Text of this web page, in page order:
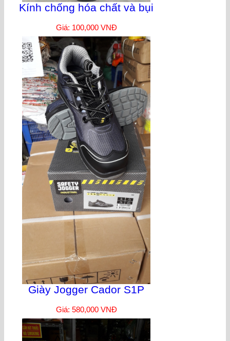
Kính chống hóa chất và bụi
Giá: 100,000 VNĐ
Giày Jogger Cador S1P
Giá: 580,000 VNĐ